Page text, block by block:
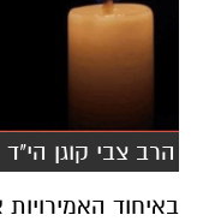
הרב צבי קוגן
באיחוד